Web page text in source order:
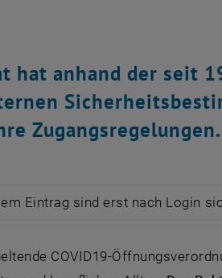
hat anhand der seit
Zugangsregelungen.
Eintrag sind erst nach Login
COVID19-